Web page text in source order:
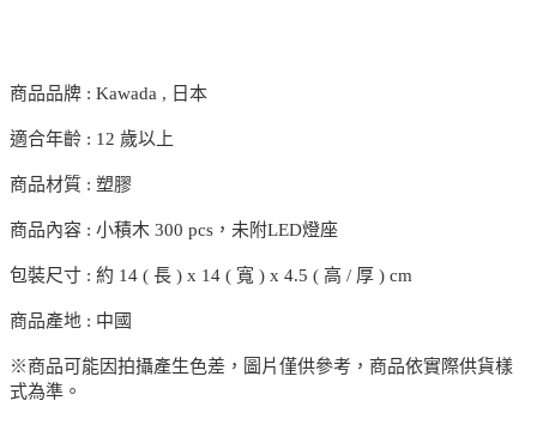
商品品牌 : Kawada , 日本
適合年齡 : 12 歲以上
商品材質 : 塑膠
商品內容 : 小積木 300 pcs，未附LED燈座
包裝尺寸 : 約 14 ( 長 ) x 14 ( 寬 ) x 4.5 ( 高 / 厚 ) cm
商品產地 : 中國
※商品可能因拍攝產生色差，圖片僅供參考，商品依實際供貨樣
式為準。